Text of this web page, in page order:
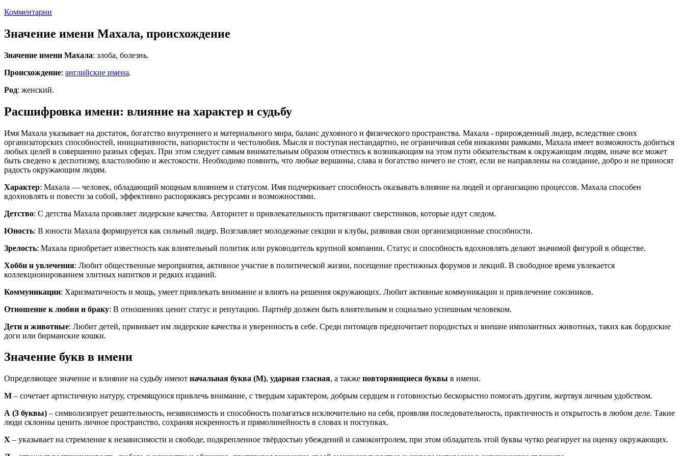
Комментарии
Значение имени Махала, происхождение
Значение имени Махала: злоба, болезнь.
Происхождение: английские имена.
Род: женский.
Расшифровка имени: влияние на характер и судьбу
Имя Махала указывает на достаток, богатство внутреннего и материального мира, баланс духовного и физического пространства. Махала - прирожденный лидер, вследствие своих
организаторских способностей, инициативности, напористости и честолюбия. Мысля и поступая нестандартно, не ограничивая себя никакими рамками, Махала имеет возможность добиться
любых целей в совершенно разных сферах. При этом следует самым внимательным образом отнестись к возникающим на этом пути обязательствам к окружающим людям, иначе все может
быть сведено к деспотизму, властолюбию и жестокости. Необходимо помнить, что любые вершины, слава и богатство ничего не стоят, если не направлены на созидание, добро и не приносят
радость окружающим людям.
Характер: Махала — человек, обладающий мощным влиянием и статусом. Имя подчеркивает способность оказывать влияние на людей и организацию процессов. Махала способен
вдохновлять и повести за собой, эффективно распоряжаясь ресурсами и возможностями.
Детство: С детства Махала проявляет лидерские качества. Авторитет и привлекательность притягивают сверстников, которые идут следом.
Юность: В юности Махала формируется как сильный лидер. Возглавляет молодежные секции и клубы, развивая свои организационные способности.
Зрелость: Махала приобретает известность как влиятельный политик или руководитель крупной компании. Статус и способность вдохновлять делают значимой фигурой в обществе.
Хобби и увлечения: Любит общественные мероприятия, активное участие в политической жизни, посещение престижных форумов и лекций. В свободное время увлекается
коллекционированием элитных напитков и редких изданий.
Коммуникации: Харизматичность и мощь, умеет привлекать внимание и влиять на решения окружающих. Любит активные коммуникации и привлечение союзников.
Отношение к любви и браку: В отношениях ценит статус и репутацию. Партнёр должен быть влиятельным и социально успешным человеком.
Дети и животные: Любит детей, прививает им лидерские качества и уверенность в себе. Среди питомцев предпочитает породистых и внешне импозантных животных, таких как бордоские
доги или бирманские кошки.
Значение букв в имени
Определяющее значение и влияние на судьбу имеют начальная буква (М), ударная гласная, а также повторяющиеся буквы в имени.
М – сочетает артистичную натуру, стремящуюся привлечь внимание, с твердым характером, добрым сердцем и готовностью бескорыстно помогать другим, жертвуя личным удобством.
А (3 буквы) – символизирует решительность, независимость и способность полагаться исключительно на себя, проявляя последовательность, практичность и открытость в любом деле. Такие
люди склонны ценить личное пространство, сохраняя искренность и прямолинейность в словах и поступках.
Х – указывает на стремление к независимости и свободе, подкрепленное твёрдостью убеждений и самоконтролем, при этом обладатель этой буквы чутко реагирует на оценку окружающих.